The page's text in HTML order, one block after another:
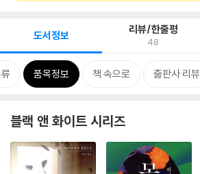
도서정보 리뷰/한줄평
48
품목정보 책 속으로 출판사 리뷰
블랙 앤 화이트 시리즈